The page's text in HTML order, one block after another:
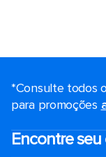
*Consulte todos
para promoções
Encontre seu